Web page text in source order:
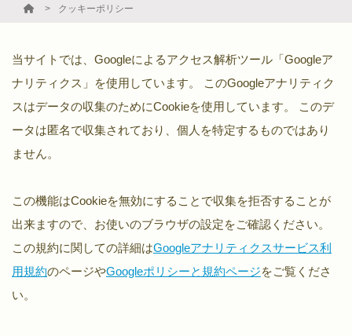
クッキーポリシー
当サイトでは、Googleによるアクセス解析ツール「Googleア
ナリティクス」を使用しています。 このGoogleアナリティク
スはデータの収集のためにCookieを使用しています。 このデ
ータは匿名で収集されており、個人を特定するものではあり
ません。
この機能はCookieを無効にすることで収集を拒否することが
出来ますので、お使いのブラウザの設定をご確認ください。
この規約に関しての詳細はGoogleアナリティクスサービス利
用規約のページやGoogleポリシーと規約ページをご覧くださ
い。